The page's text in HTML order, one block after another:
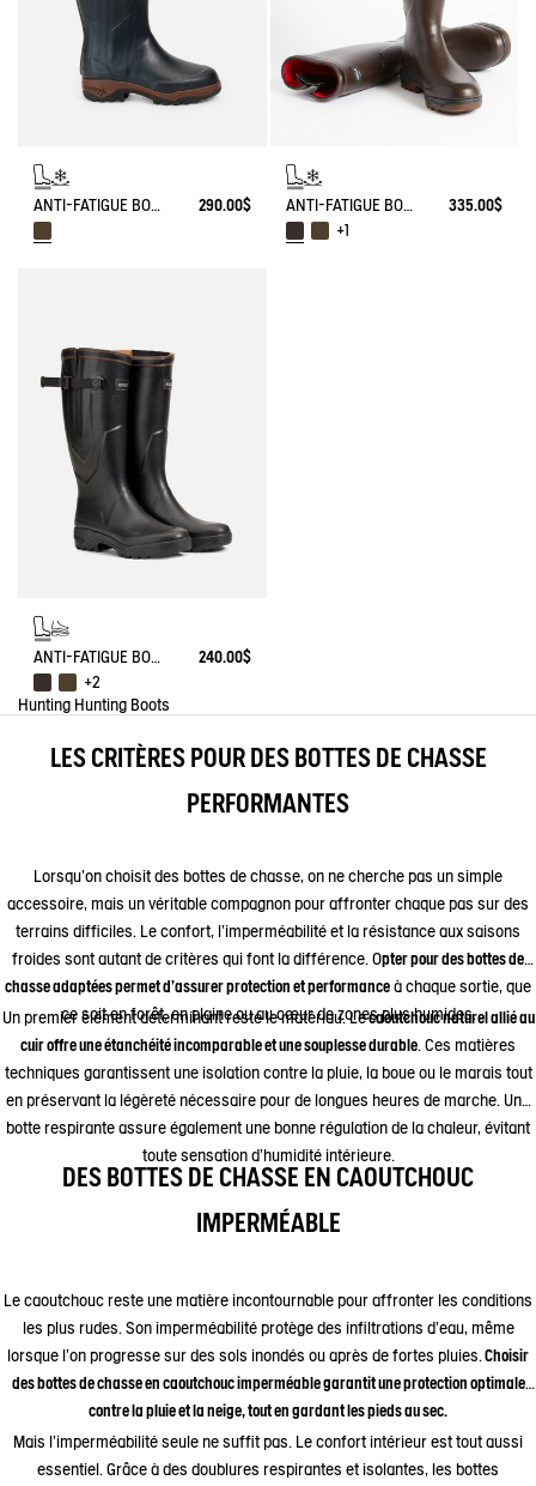
ANTI-FATIGUE BOOT PARCOURS 2.0 NEOPRENE-LINED WITH FULL ZIP 290.00$ ANTI-FATIGUE BOOT PARCOURS 2.0 ADJUSTABLE NEOPRENE-LINED
335.00$
+1
ANTI-FATIGUE BOOT PARCOURS 2.0 ADJUSTABLE
240.00$
+2
Hunting Hunting Boots
LES CRITÈRES POUR DES BOTTES DE CHASSE
PERFORMANTES
Lorsqu’on choisit des bottes de chasse, on ne cherche pas un simple
accessoire, mais un véritable compagnon pour affronter chaque pas sur des
terrains difficiles. Le confort, l’imperméabilité et la résistance aux saisons
froides sont autant de critères qui font la différence. Opter pour des bottes de
chasse adaptées permet d’assurer protection et performance à chaque sortie, que
ce soit en forêt, en plaine ou au cœur de zones plus humides.
Un premier élément déterminant reste le matériau. Lecaoutchouc naturel allié au
cuir offre une étanchéité incomparable et une souplesse durable. Ces matières
techniques garantissent une isolation contre la pluie, la boue ou le marais tout
en préservant la légèreté nécessaire pour de longues heures de marche. Une
botte respirante assure également une bonne régulation de la chaleur, évitant
toute sensation d’humidité intérieure.
DES BOTTES DE CHASSE EN CAOUTCHOUC
IMPERMÉABLE
Le caoutchouc reste une matière incontournable pour affronter les conditions
les plus rudes. Son imperméabilité protège des infiltrations d’eau, même
lorsque l’on progresse sur des sols inondés ou après de fortes pluies. Choisir
des bottes de chasse en caoutchouc imperméable garantit une protection optimale
contre la pluie et la neige, tout en gardant les pieds au sec.
Mais l’imperméabilité seule ne suffit pas. Le confort intérieur est tout aussi
essentiel. Grâce à des doublures respirantes et isolantes, les bottes